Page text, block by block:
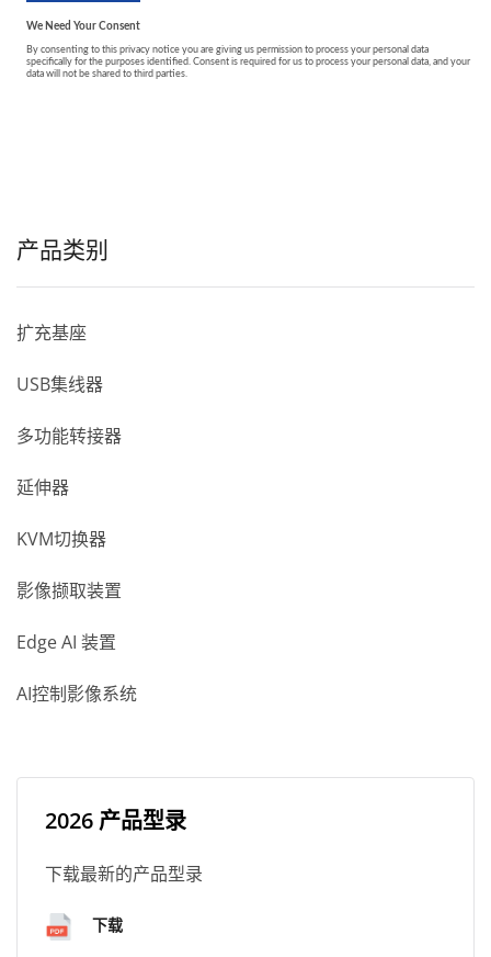
产品类别
扩充基座
USB集线器
多功能转接器
延伸器
KVM切换器
影像撷取装置
Edge AI 装置
AI控制影像系统
2026 产品型录
下载最新的产品型录
下载